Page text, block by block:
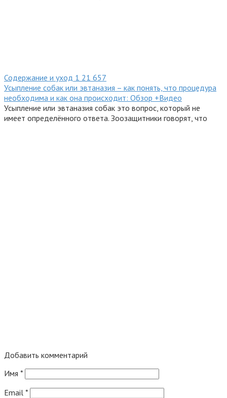
Содержание и уход 1 21 657
Усыпление собак или эвтаназия – как понять, что процедура
необходима и как она происходит: Обзор +Видео
Усыпление или эвтаназия собак это вопрос, который не
имеет определённого ответа. Зоозащитники говорят, что
Добавить комментарий
Имя *
Email *